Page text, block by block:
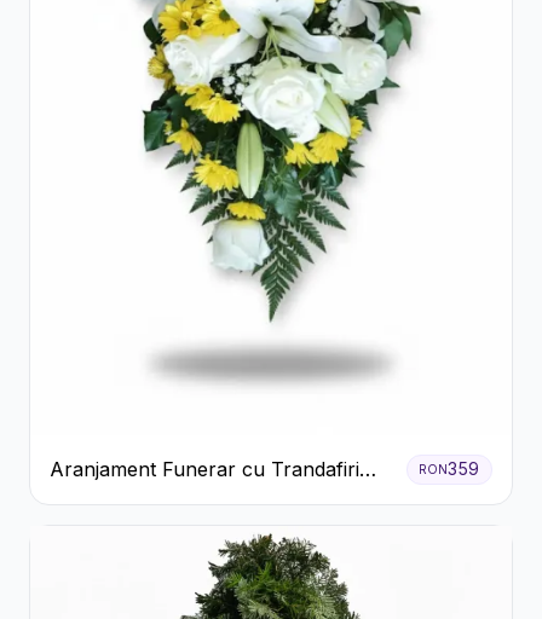
Aranjament Funerar cu Trandafiri
Albi Crizanteme Galbene și Crini
RON359